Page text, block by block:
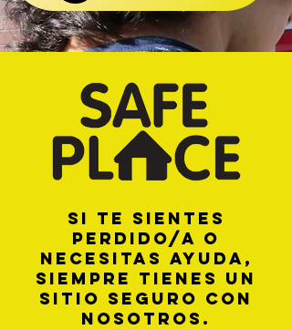
Si te sientes
perdido/a o
necesitas ayuda,
siempre tienes un
sitio seguro con
nosotros.